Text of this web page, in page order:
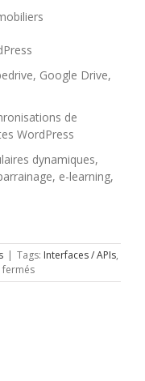
Google Drive,
de
WordPress
dynamiques,
e-learning,
| Tags: Interfaces / APIs,
ferméssur
Promptimmo